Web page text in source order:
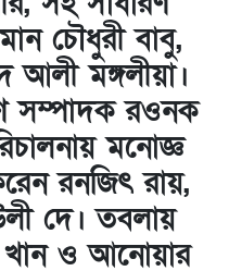
চৌধুরী বাবু,
আলী মঙ্গলীয়া।
সম্পাদক রওনক
মনোজ্ঞ
রনজিৎ রায়,
দে। তবলায়
ও আনোয়ার